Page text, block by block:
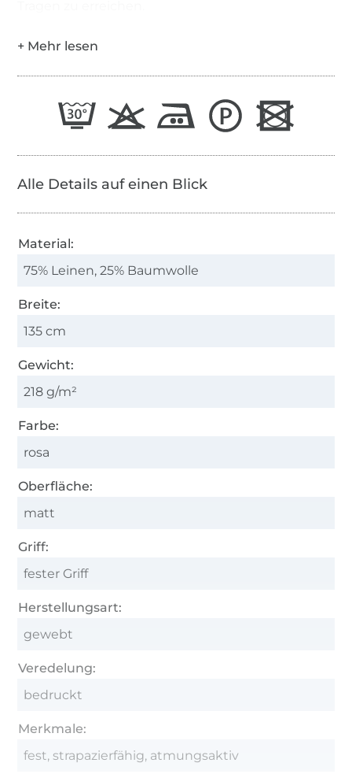
Alle Details auf einen Blick
Material:
75% Leinen, 25% Baumwolle
Breite:
135 cm
Gewicht:
218 g/m²
Farbe:
rosa
Oberfläche:
matt
Griff:
fester Griff
Herstellungsart:
gewebt
Veredelung:
bedruckt
Merkmale:
fest, strapazierfähig, atmungsaktiv